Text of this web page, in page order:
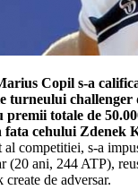
Copil s-a
turneului challenger
totale de
fata cehului Zdenek
competitiei, s-a
(20 ani, 244 ATP),
de adversar.